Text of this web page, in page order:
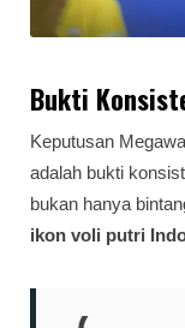
Bukti
Keputusan
adalah bukti
bukan hanya
ikon voli putri